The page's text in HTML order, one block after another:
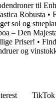
til
Robusta •
sol og
– Den
Priser! •
og
TikTok